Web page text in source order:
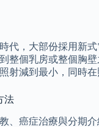
代，大部份採用新
整個乳房或整個胸
射減到最小，同時
法
、癌症治療與分期